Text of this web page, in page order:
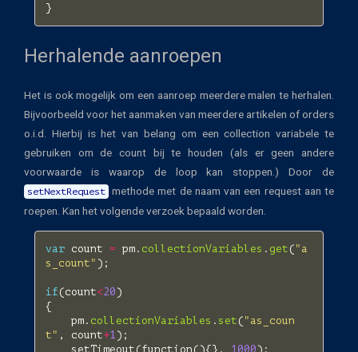
}
Herhalende aanroepen
Het is ook mogelijk om een aanroep meerdere malen te herhalen.
Bijvoorbeeld voor het aanmaken van meerdere artikelen of orders
o.i.d. Hierbij is het van belang om een collection variabele te
gebruiken om de count bij te houden (als er geen andere
voorwaarde is waarop de loop kan stoppen.) Door de
setNextRequest methode met de naam van een request aan te
roepen. Kan het volgende verzoek bepaald worden.
var count = pm . collectionVariables . get ( "a
s_count" );
if (count<20)
{
pm . collectionVariables . set ( "as_coun
t" , count+1);
setTimeout (function (){}, 1000);